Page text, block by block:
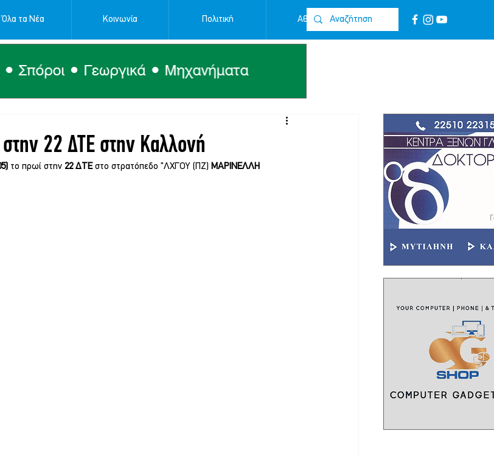
Όλα τα Νέα Κοινωνία Πολιτική Αθλητικά Επικοινωνία
22 ΔΤΕ στην Καλλονή
το πρωί στην 22 ΔΤΕ στο στρατόπεδο "ΛΧΓΟΥ (ΠΖ)
ΜΑΡΙΝΕΛΛΗ